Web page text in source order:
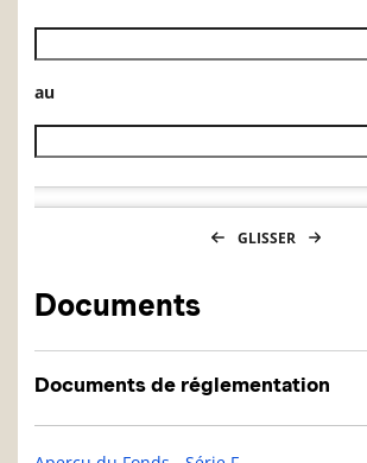
Date de début de l’historique des VL
au
Date de fin de l’historique des VL
GLISSER
Documents
Documents de réglementation